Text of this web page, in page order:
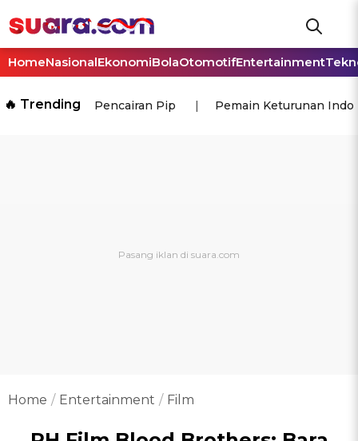
HomeNasionalEkonomiBolaOtomotifEntertainment
🔥 Trending Pencairan Pip Pemain Keturunan
Home Entertainment Film